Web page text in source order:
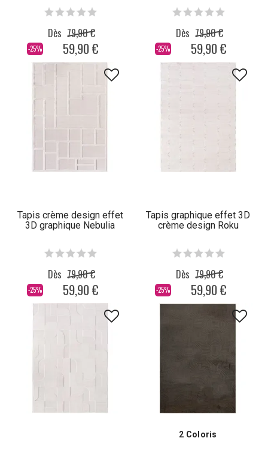
-25%
Dès 79,90 €
59,90 € -25%
Dès 79,90 €
59,90 €
Tapis crème design effet
3D graphique Nebulia
-25%
Dès 79,90 €
59,90 €
Tapis graphique effet 3D
crème design Roku
-25%
Dès 79,90 €
59,90 €
2 Coloris